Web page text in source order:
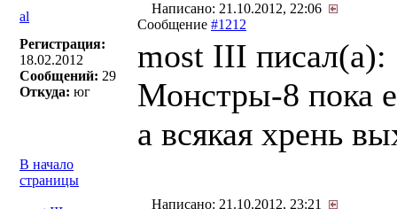
al
Написано: 21.10.2012, 22:06
Сообщение #1212
Регистрация:
18.02.2012
Сообщений: 29
Откуда: юг
most III писал(a):
Монстры-8 пока
а всякая хрень
В начало
страницы
Написано: 21.10.2012, 23:21